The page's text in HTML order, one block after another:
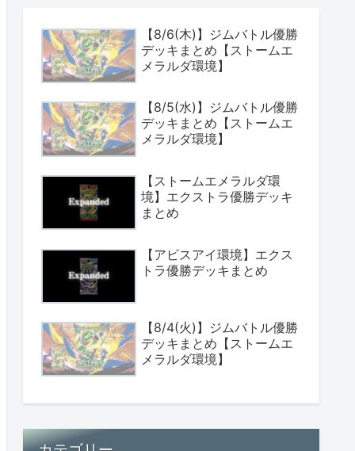
【8/6(木)】ジムバトル優勝
デッキまとめ【ストームエ
メラルダ環境】
【8/5(水)】ジムバトル優勝
デッキまとめ【ストームエ
メラルダ環境】
【ストームエメラルダ環
境】エクストラ優勝デッキ
まとめ
【アビスアイ環境】エクス
トラ優勝デッキまとめ
【8/4(火)】ジムバトル優勝
デッキまとめ【ストームエ
メラルダ環境】